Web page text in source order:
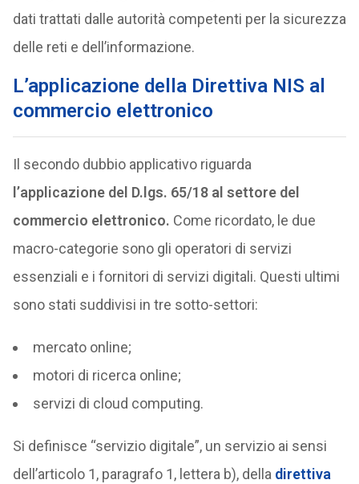
dati trattati dalle autorità competenti per la sicurezza
delle reti e dell’informazione.
L’applicazione della Direttiva NIS al
commercio elettronico
Il secondo dubbio applicativo riguarda
l’applicazione del D.lgs. 65/18 al settore del
commercio elettronico. Come ricordato, le due
macro-categorie sono gli operatori di servizi
essenziali e i fornitori di servizi digitali. Questi ultimi
sono stati suddivisi in tre sotto-settori:
mercato online;
motori di ricerca online;
servizi di cloud computing.
Si definisce “servizio digitale”, un servizio ai sensi
dell’articolo 1, paragrafo 1, lettera b), della direttiva